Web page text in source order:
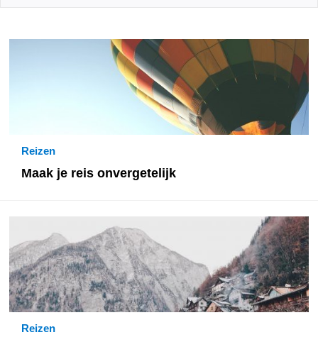
Reizen
Maak je reis onvergetelijk
Reizen